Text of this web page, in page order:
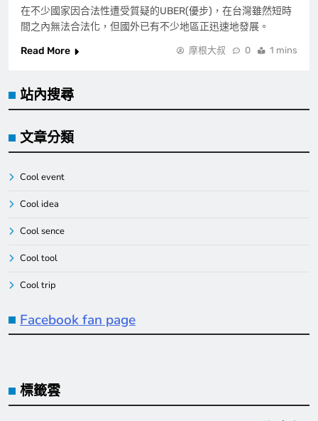
在不少國家因合法性遭受質疑的UBER(優步)，在台灣雖然短時
間之內無法合法化，但國外已有不少地區正迅速地發展。
Read More
摩根大叔 0 1 mins
站內搜尋
文章分類
Cool event
Cool idea
Cool sence
Cool tool
Cool trip
Facebook fan page
標籤雲